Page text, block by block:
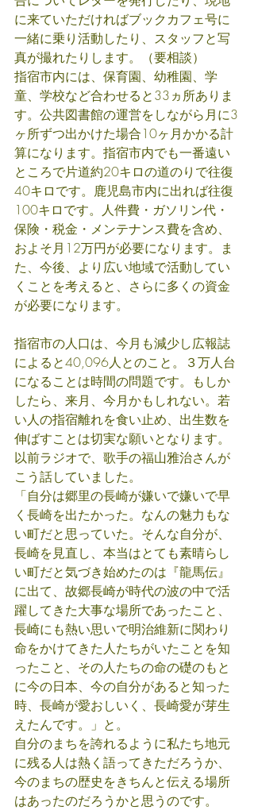
に来ていただければブックカフェ号に
一緒に乗り活動したり、スタッフと写
真が撮れたりします。（要相談）
指宿市内には、保育園、幼稚園、学
童、学校など合わせると33ヵ所ありま
す。公共図書館の運営をしながら月に3
ヶ所ずつ出かけた場合10ヶ月かかる計
算になります。指宿市内でも一番遠い
ところで片道約20キロの道のりで往復
40キロです。鹿児島市内に出れば往復
100キロです。人件費・ガソリン代・
保険・税金・メンテナンス費を含め、
およそ月12万円が必要になります。ま
た、今後、より広い地域で活動してい
くことを考えると、さらに多くの資金
が必要になります。
指宿市の人口は、今月も減少し広報誌
によると40,096人とのこと。３万人台
になることは時間の問題です。もしか
したら、来月、今月かもしれない。若
い人の指宿離れを食い止め、出生数を
伸ばすことは切実な願いとなります。
以前ラジオで、歌手の福山雅治さんが
こう話していました。
「自分は郷里の長崎が嫌いで嫌いで早
く長崎を出たかった。なんの魅力もな
い町だと思っていた。そんな自分が、
長崎を見直し、本当はとても素晴らし
い町だと気づき始めたのは『龍馬伝』
に出て、故郷長崎が時代の波の中で活
躍してきた大事な場所であったこと、
長崎にも熱い思いで明治維新に関わり
命をかけてきた人たちがいたことを知
ったこと、その人たちの命の礎のもと
に今の日本、今の自分があると知った
時、長崎が愛おしいく、長崎愛が芽生
えたんです。」と。
自分のまちを誇れるように私たち地元
に残る人は熱く語ってきただろうか、
今のまちの歴史をきちんと伝える場所
はあったのだろうかと思うのです。